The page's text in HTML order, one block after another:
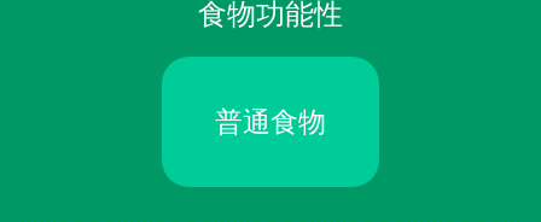
食物功能性
普通食物